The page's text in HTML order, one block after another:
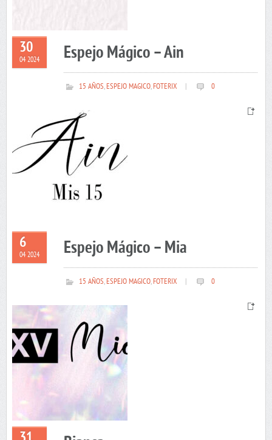
30
04 2024 Espejo Mágico – Ain
15 AÑOS,ESPEJO MAGICO,FOTERIX 0
6
04 2024 Espejo Mágico – Mia
15 AÑOS,ESPEJO MAGICO,FOTERIX 0